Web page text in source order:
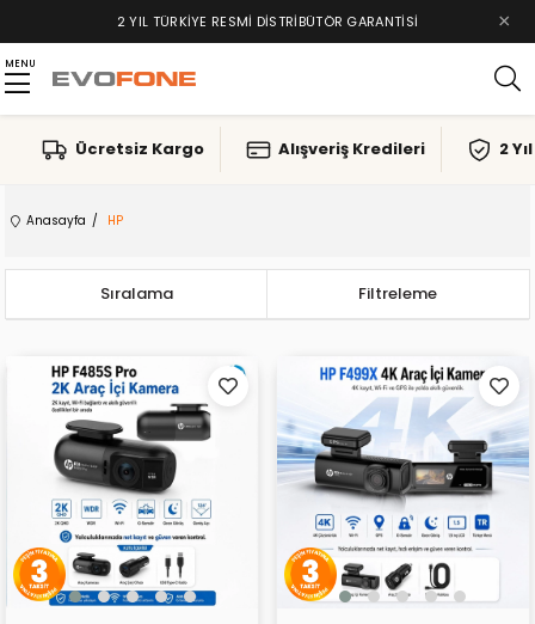
2 YIL TÜRKIYE RESMI DISTRIBÜTÖR GARANTISI ×
MENU
Ücretsiz Kargo Alışveriş Kredileri 2
Anasayfa HP
Filtreleme
Sıralama